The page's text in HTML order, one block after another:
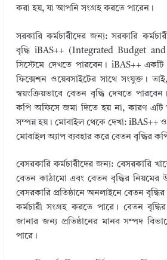
করা হয়, যা আপনি সংগ্রহ করতে পারেন।
সরকারি কর্মচারীদের জন্য: সরকারি
বৃদ্ধি iBAS++ (Integrated Budget
সিস্টেমে দেখতে পারবেন। iBAS++ একটি
ফিক্সেশন ওয়েবসাইটের সাথে সংযুক্ত।
স্বয়ংক্রিয়ভাবে বেতন বৃদ্ধি দেখতে
কপি অফিসে জমা দিতে হয় না, কারণ এটি
সম্পন্ন হয়। মোবাইল থেকে দেখা: iBAS++
মোবাইল অ্যাপ ব্যবহার করে বেতন বৃদ্ধির
বেসরকারি কর্মচারীদের জন্য: বেসরকারি
বেতন কাঠামো এবং বেতন বৃদ্ধির
বেসরকারি প্রতিষ্ঠানে অনলাইনে বেতন
কর্মচারী সংগ্রহ করতে পারে। বেতন
জানার জন্য প্রতিষ্ঠানের মানব সম্পদ
পারে।